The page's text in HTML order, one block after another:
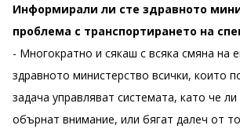
Информирали ли сте здравното
проблема с транспортирането на
- Многократно и сякаш с всяка смяна на
здравното министерство всички, които
задача управляват системата, като че ли
обърнат внимание, или бягат далеч от